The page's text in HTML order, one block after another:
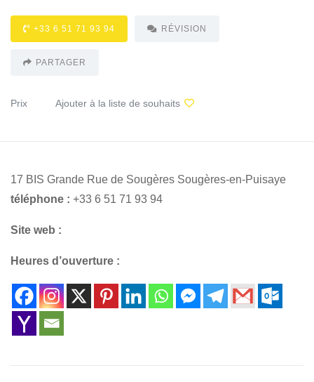
+33 6 51 71 93 94 RÉVISION
PARTAGER
Prix Ajouter à la liste de souhaits
17 BIS Grande Rue de Sougères Sougères-en-Puisaye
téléphone : +33 6 51 71 93 94
Site web :
Heures d’ouverture :